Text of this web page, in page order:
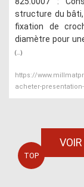
structure du
fixation de
diamètre pour
(...)
https://
acheter-
TOP